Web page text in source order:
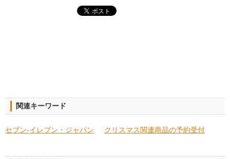
関連キーワード
セブン‐イレブン・ジャパン クリスマス関連商品の予約受付